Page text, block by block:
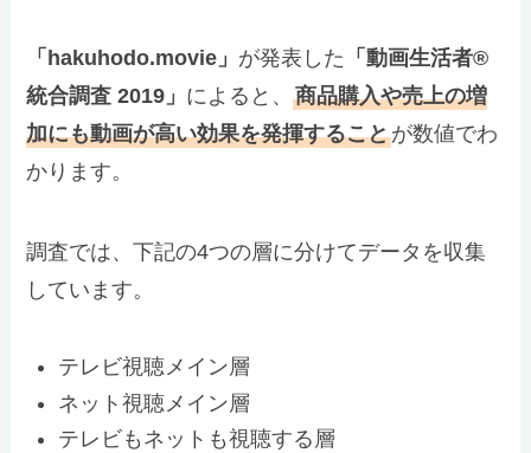
「hakuhodo.movie」 が発表した 「動画生活者®
統合調査 2019」 によると、商品購入や売上の増
加にも動画が高い効果を発揮することが数値でわ
かります。
調査では、下記の4つの層に分けてデータを収集
しています。
テレビ視聴メイン層
ネット視聴メイン層
テレビもネットも視聴する層